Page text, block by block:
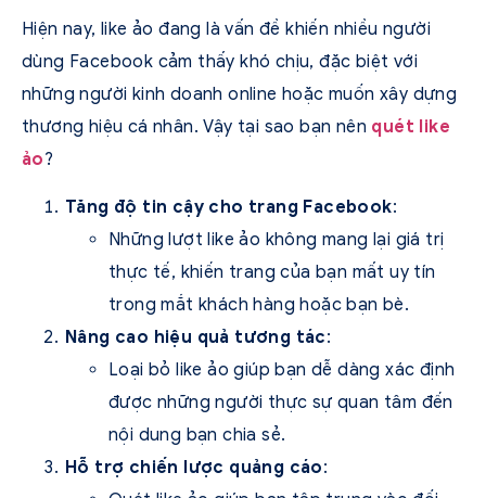
Hiện nay, like ảo đang là vấn đề khiến nhiều người
dùng Facebook cảm thấy khó chịu, đặc biệt với
những người kinh doanh online hoặc muốn xây dựng
thương hiệu cá nhân. Vậy tại sao bạn nên quét like
ảo?
Tăng độ tin cậy cho trang Facebook:
Những lượt like ảo không mang lại giá trị
thực tế, khiến trang của bạn mất uy tín
trong mắt khách hàng hoặc bạn bè.
Nâng cao hiệu quả tương tác:
Loại bỏ like ảo giúp bạn dễ dàng xác định
được những người thực sự quan tâm đến
nội dung bạn chia sẻ.
Hỗ trợ chiến lược quảng cáo: